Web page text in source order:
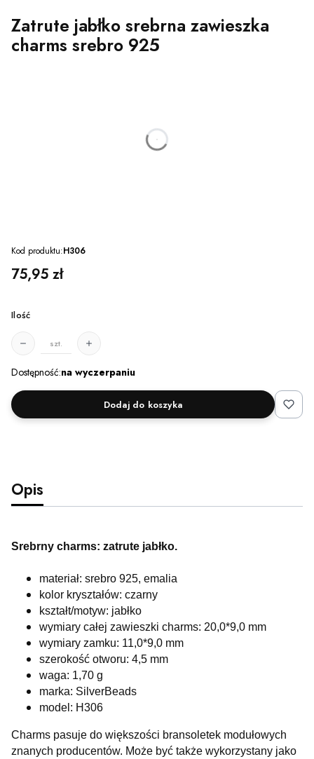
Zatrute jabłko srebrna zawieszka
charms srebro 925
godzin
Kod produktu:H306
Cena
75,95 zł
Ilość
szt.
Dostępność:na wyczerpaniu
Dodaj do koszyka
Opis
Srebrny charms: zatrute jabłko.
materiał: srebro 925, emalia
kolor kryształów: czarny
kształt/motyw: jabłko
wymiary całej zawieszki charms: 20,0*9,0 mm
wymiary zamku: 11,0*9,0 mm
szerokość otworu: 4,5 mm
waga: 1,70 g
marka: SilverBeads
model: H306
Charms pasuje do większości bransoletek modułowych
znanych producentów. Może być także wykorzystany jako